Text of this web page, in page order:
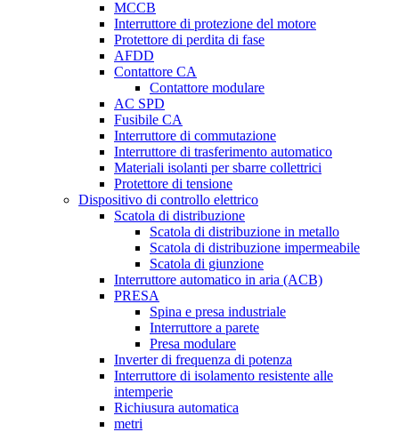
MCCB
Interruttore di protezione del motore
Protettore di perdita di fase
AFDD
Contattore CA
Contattore modulare
AC SPD
Fusibile CA
Interruttore di commutazione
Interruttore di trasferimento automatico
Materiali isolanti per sbarre collettrici
Protettore di tensione
Dispositivo di controllo elettrico
Scatola di distribuzione
Scatola di distribuzione in metallo
Scatola di distribuzione impermeabile
Scatola di giunzione
Interruttore automatico in aria (ACB)
PRESA
Spina e presa industriale
Interruttore a parete
Presa modulare
Inverter di frequenza di potenza
Interruttore di isolamento resistente alle
intemperie
Richiusura automatica
metri